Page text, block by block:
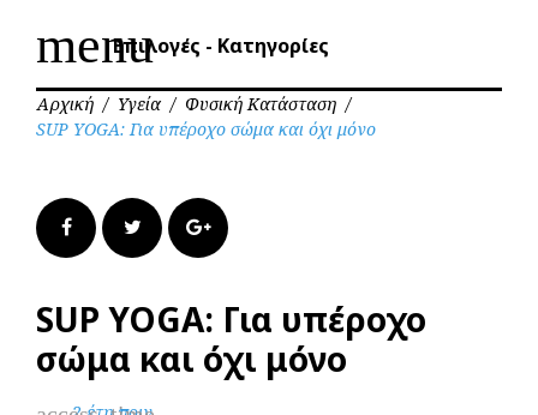
menuΕπιλογές - Κατηγορίες
Αρχική / Υγεία / Φυσική Κατάσταση /
SUP YOGA: Για υπέροχο σώμα και όχι μόνο
FacebookTwitter Google+
SUP YOGA: Για υπέροχο
σώμα και όχι μόνο